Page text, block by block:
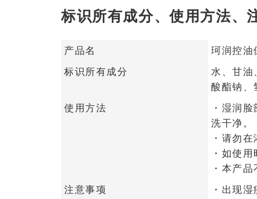
标识所有成分、使用方法、
产品名 珂润控油
标识所有成分
水、甘油
酸酯钠、
使用方法
・湿润
洗干净。
・请勿
・如使
・本产
注意事项
・出现